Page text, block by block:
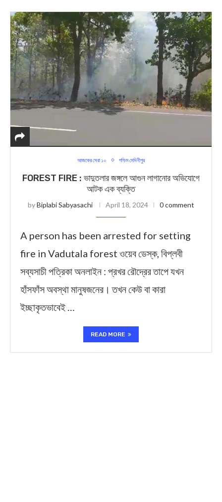
আজকের সেরা ১০ পশ্চিম মেদিনীপুর
FOREST FIRE : ভাদুতলার জঙ্গলে আগুন লাগানোর অভিযোগে
আটক এক ব্যক্তি
byBiplabi Sabyasachi April 18, 2024 0 comment
A person has been arrested for setting
fire in Vadutala forest ওয়েব ডেস্ক, বিপ্লবী
সব্যসাচী পত্রিকা অনলাইন : প্রখর রৌদ্রের তাপে যখন
হাঁসফাঁস অবস্থা মানুষজনের। তখন কেউ বা কারা
ইচ্ছাকৃতভাবেই …
READ MORE